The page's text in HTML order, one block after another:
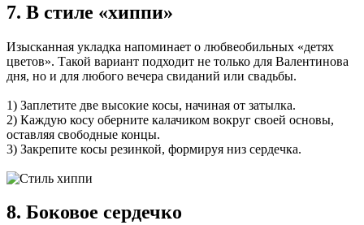
7. В стиле «хиппи»
Изысканная укладка напоминает о любвеобильных «детях
цветов». Такой вариант подходит не только для Валентинова
дня, но и для любого вечера свиданий или свадьбы.
1) Заплетите две высокие косы, начиная от затылка.
2) Каждую косу оберните калачиком вокруг своей основы,
оставляя свободные концы.
3) Закрепите косы резинкой, формируя низ сердечка.
8. Боковое сердечко